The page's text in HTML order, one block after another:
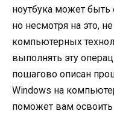
ноутбука может быть
но несмотря на это,
компьютерных
выполнять эту
пошагово описан
Windows на
поможет вам освоить